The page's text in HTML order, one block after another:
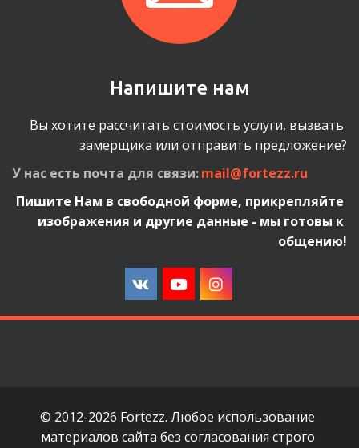
Напишите нам
Вы хотите рассчитать стоимость услуги, вызвать
замерщика или отправить предложение?
У нас есть почта для связи: mail@fortezz.ru
Пишите Нам в свободной форме, прикрепляйте
изображения и другие данные - мы готовы к
общению!
© 2012-2026 Fortezz. Любое использование
материалов сайта без согласования строго